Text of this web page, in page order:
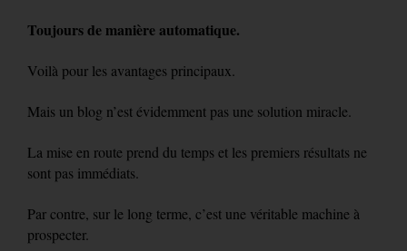
Toujours de manière automatique.
Voilà pour les avantages principaux.
Mais un blog n’est évidemment pas une solution miracle.
La mise en route prend du temps et les premiers résultats ne
sont pas immédiats.
Par contre, sur le long terme, c’est une véritable machine à
prospecter.